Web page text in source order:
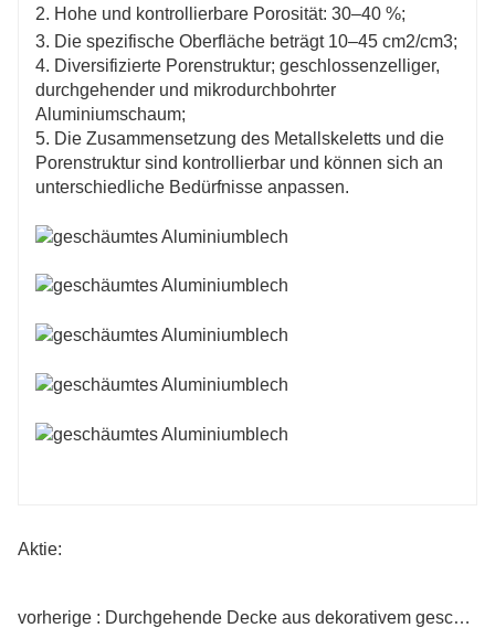
Deckendekoration verwendet werden, die für
eine gute Wärme- und Schalldämmung sorgen
und dem Raum gleichzeitig ein Gefühl von
Modernität und Stil verleihen.
Dekorative Wände:
Schaumaluminiumplatten haben ein schönes
Innenwanddekoration in Resorts verwendet
moderne Atmosphäre im Raum entsteht.
Möbeldekoration: Schaumaluminiumplatten
können auch zur Möbeldekoration in Resorts
verwendet werden, z. B. zur Herstellung von
Tischplatten, Schranktüren usw., und verleihen
Innenräumen einzigartige Designelemente.
Material leichte, langlebige und schöne
gleichzeitig praktische Eigenschaften wie
2. Hohe und kontrollierbare Porosität: 30–40 %;
3. Die spezifische Oberfläche beträgt 10–45 cm2/cm3;
4. Diversifizierte Porenstruktur; geschlossenzelliger,
durchgehender und mikrodurchbohrter
Aluminiumschaum;
5. Die Zusammensetzung des Metallskeletts und die
Porenstruktur sind kontrollierbar und können sich an
unterschiedliche Bedürfnisse anpassen.
Aktie:
vorherige : Durchgehende Decke aus dekorativem geschäumtem Aluminium